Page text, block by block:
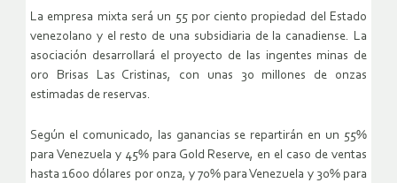
La empresa mixta será un 55 por ciento propiedad del Estado
venezolano y el resto de una subsidiaria de la canadiense. La
asociación desarrollará el proyecto de las ingentes minas de
oro Brisas Las Cristinas, con unas 30 millones de onzas
estimadas de reservas.
Según el comunicado, las ganancias se repartirán en un 55%
para Venezuela y 45% para Gold Reserve, en el caso de ventas
hasta 1600 dólares por onza, y 70% para Venezuela y 30% para